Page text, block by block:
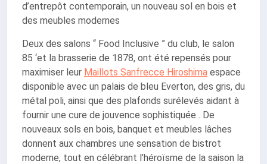
d’entrepôt contemporain, un nouveau sol en bois et
des meubles modernes
Deux des salons “ Food Inclusive ” du club, le salon
85 ‘et la brasserie de 1878, ont été repensés pour
maximiser leur Maillots Sanfrecce Hiroshima espace
disponible avec un palais de bleu Everton, des gris, du
métal poli, ainsi que des plafonds surélevés aidant à
fournir une cure de jouvence sophistiquée . De
nouveaux sols en bois, banquet et meubles lâches
donnent aux chambres une sensation de bistrot
moderne, tout en célébrant l’héroïsme de la saison la